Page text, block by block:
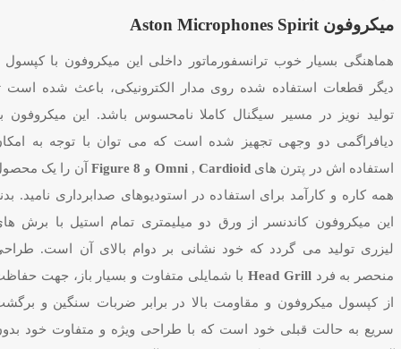
میکروفون Aston Microphones Spirit
هماهنگی بسیار خوب ترانسفورماتور داخلی این میکروفون با کپسول
دیگر قطعات استفاده شده روی مدار الکترونیکی، باعث شده است
تولید نویز در مسیر سیگنال کاملا نامحسوس باشد. این میکروفون
دیافراگمی دو وجهی تجهیز شده است که می توان با توجه به
استفاده اش در پترن های
Omni, Cardioid و Figure 8 آن را یک
همه کاره و کارآمد برای استفاده در استودیوهای صدابرداری نامید.
این میکروفون کاندنسر از ورق دو میلیمتری تمام استیل با برش
لیزری تولید می گردد که خود نشانی بر دوام بالای آن است.
منحصر به فرد Head Grill با شمایلی متفاوت و بسیار باز، جهت
از کپسول میکروفون و مقاومت بالا در برابر ضربات سنگین و
سریع به حالت قبلی خود است که با طراحی ویژه و متفاوت خود